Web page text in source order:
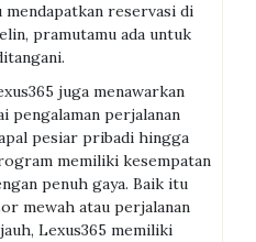
reservasi di
pramutamu ada untuk
juga menawarkan
pengalaman perjalanan
pesiar pribadi hingga
memiliki kesempatan
penuh gaya. Baik itu
mewah atau perjalanan
Lexus365 memiliki